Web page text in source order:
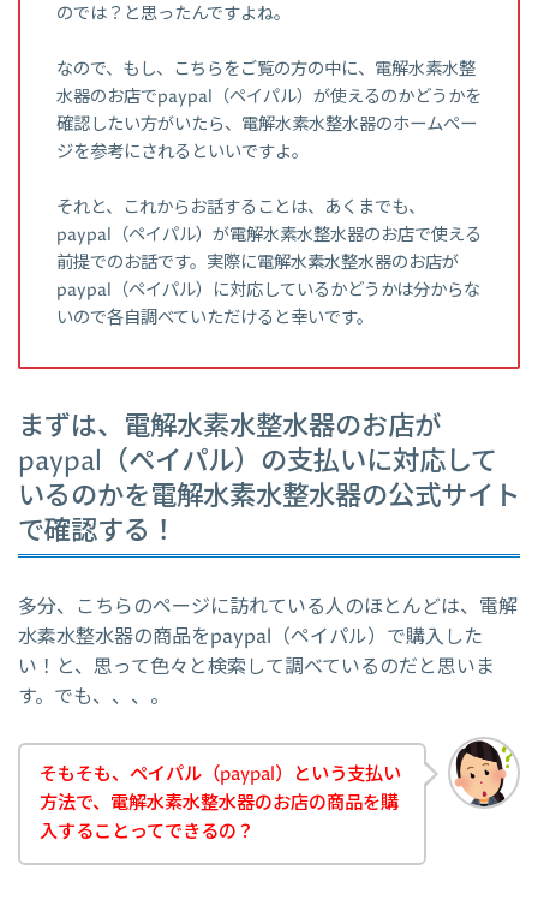
のでは？と思ったんですよね。
なので、もし、こちらをご覧の方の中に、電解水素水整
水器のお店でpaypal（ペイパル）が使えるのかどうかを
確認したい方がいたら、電解水素水整水器のホームペー
ジを参考にされるといいですよ。
それと、これからお話することは、あくまでも、
paypal（ペイパル）が電解水素水整水器のお店で使える
前提でのお話です。実際に電解水素水整水器のお店が
paypal（ペイパル）に対応しているかどうかは分からな
いので各自調べていただけると幸いです。
まずは、電解水素水整水器のお店が
paypal（ペイパル）の支払いに対応して
いるのかを電解水素水整水器の公式サイト
で確認する！
多分、こちらのページに訪れている人のほとんどは、電解
水素水整水器の商品をpaypal（ペイパル）で購入した
い！と、思って色々と検索して調べているのだと思いま
す。でも、、、。
そもそも、ペイパル（paypal）という支払い
方法で、電解水素水整水器のお店の商品を購
入することってできるの？